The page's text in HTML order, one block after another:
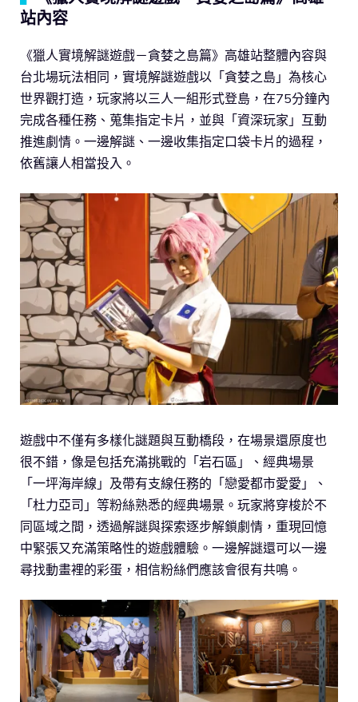
站內容
《獵人實境解謎遊戲－貪婪之島篇》高雄站整體內容與
台北場玩法相同，實境解謎遊戲以「貪婪之島」為核心
世界觀打造，玩家將以三人一組形式登島，在75分鐘內
完成各種任務、蒐集指定卡片，並與「資深玩家」互動
推進劇情。一邊解謎、一邊收集指定口袋卡片的過程，
依舊讓人相當投入。
遊戲中不僅有多樣化謎題與互動橋段，在場景還原度也
很不錯，像是包括充滿挑戰的「岩石區」、經典場景
「一坪海岸線」及帶有支線任務的「戀愛都市愛愛」、
「杜力亞司」等粉絲熟悉的經典場景。玩家將穿梭於不
同區域之間，透過解謎與探索逐步解鎖劇情，重現回憶
中緊張又充滿策略性的遊戲體驗。一邊解謎還可以一邊
尋找動畫裡的彩蛋，相信粉絲們應該會很有共鳴。